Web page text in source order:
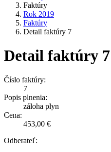
Faktúry
Rok 2019
Faktúry
Detail faktúry 7
Detail faktúry 7
Číslo faktúry:
7
Popis plnenia:
záloha plyn
Cena:
453,00 €
Odberateľ: